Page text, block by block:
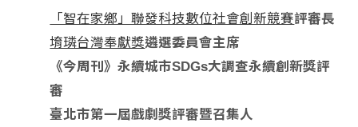
「智在家鄉」聯發科技數位社會創新競賽評審長
堉璘台灣奉獻獎遴選委員會主席
《今周刊》永續城市SDGs大調查永續創新獎評
審
臺北市第一屆戲劇獎評審暨召集人